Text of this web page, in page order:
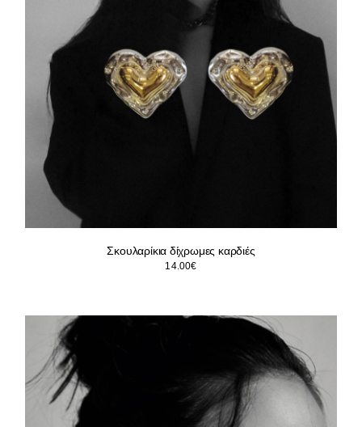
Σκουλαρίκια δίχρωμες καρδιές
14.00€